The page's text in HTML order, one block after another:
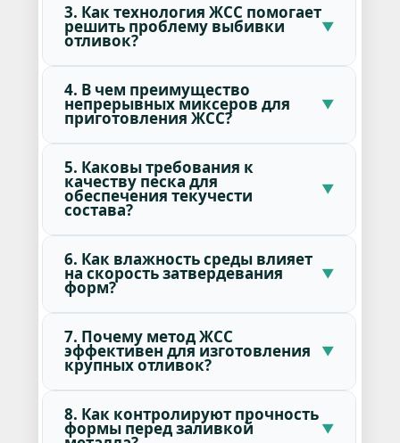
3. Как технология ЖСС помогает
решить проблему выбивки
отливок?
4. В чем преимущество
непрерывных миксеров для
приготовления ЖСС?
5. Каковы требования к
качеству песка для
обеспечения текучести
состава?
6. Как влажность среды влияет
на скорость затвердевания
форм?
7. Почему метод ЖСС
эффективен для изготовления
крупных отливок?
8. Как контролируют прочность
формы перед заливкой